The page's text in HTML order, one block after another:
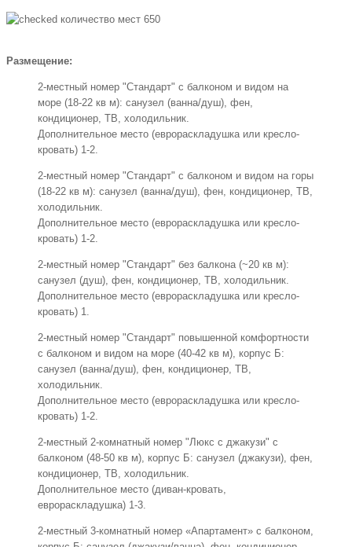
количество мест 650
Размещение:
2-местный номер "Стандарт" с балконом и видом на
море (18-22 кв м): санузел (ванна/душ), фен,
кондиционер, ТВ, холодильник.
Дополнительное место (еврораскладушка или кресло-
кровать) 1-2.
2-местный номер "Стандарт" с балконом и видом на горы
(18-22 кв м): санузел (ванна/душ), фен, кондиционер, ТВ,
холодильник.
Дополнительное место (еврораскладушка или кресло-
кровать) 1-2.
2-местный номер "Стандарт" без балкона (~20 кв м):
санузел (душ), фен, кондиционер, ТВ, холодильник.
Дополнительное место (еврораскладушка или кресло-
кровать) 1.
2-местный номер "Стандарт" повышенной комфортности
с балконом и видом на море (40-42 кв м), корпус Б:
санузел (ванна/душ), фен, кондиционер, ТВ,
холодильник.
Дополнительное место (еврораскладушка или кресло-
кровать) 1-2.
2-местный 2-комнатный номер "Люкс с джакузи" с
балконом (48-50 кв м), корпус Б: санузел (джакузи), фен,
кондиционер, ТВ, холодильник.
Дополнительное место (диван-кровать,
еврораскладушка) 1-3.
2-местный 3-комнатный номер «Апартамент» с балконом,